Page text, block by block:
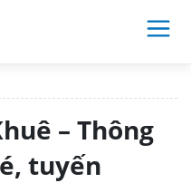
– Thông
tuyến